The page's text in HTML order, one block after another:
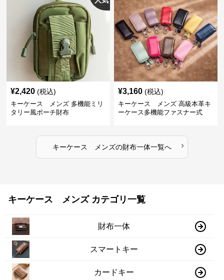
¥2,420 (税込)
キーケース メンズ 多機能ミリ
タリー風ポーチ財布
¥3,160 (税込)
キーケース メンズ 高級本革キ
ーケース多機能ファスナー式
キーケース メンズの財布一体一覧へ ›
キーケース メンズ カテゴリ一覧
財布一体
スマートキー
カードキー